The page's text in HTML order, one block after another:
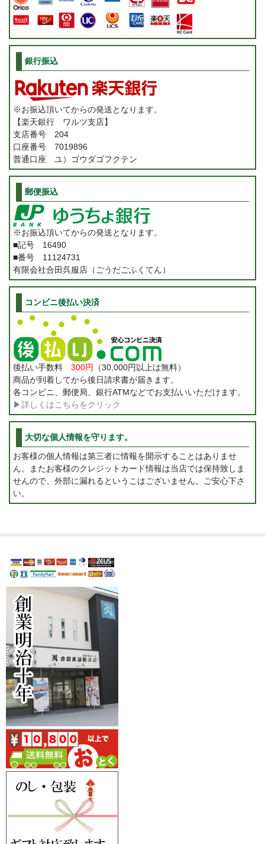
銀行振込
※お振込頂いてからの発送となります。
【楽天銀行 ワルツ支店】
支店番号 204
口座番号 7019896
普通口座 ユ）ゴウダゴフクテン
郵便振込
※お振込頂いてからの発送となります。
■記号 16490
■番号 11124731
有限会社合田呉服店（ごうだごふくてん）
コンビニ後払い決済
後払い手数料 300円
（30,000円以上は無料）
商品が到着してから後日請求書が届きます。
各コンビニ、郵便局、銀行ATMなどでお支払いいただけます。
▶詳しくはこちらをクリック
大切な個人情報を守ります。
お客様の個人情報は第三者に情報を開示することはありませ
ん。またお客様のクレジットカード情報は当店では保持致しま
せんので、外部に漏れるというこはございません。ご安心下さ
い。